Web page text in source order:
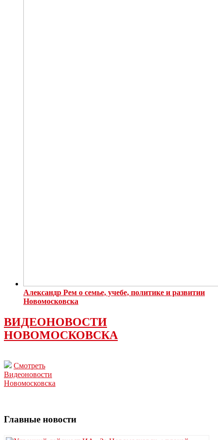
Александр Рем о семье, учебе, политике и развитии
Новомосковска
ВИДЕОНОВОСТИ
НОВОМОСКОВСКА
Смотреть
Видеоновости
Новомосковска
Главные новости